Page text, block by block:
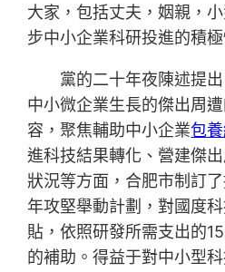
大家，包括丈夫，姻親，
步中小企業科研投進的積極
黨的二十年夜陳述提
中小微企業生長的傑出周
容，聚焦輔助中小企業包
進科技結果轉化、營建傑
狀況等方面，合肥市制訂
年攻堅舉動計劃，對國度
貼，依照研發所需支出的
的補助。得益于對中小型